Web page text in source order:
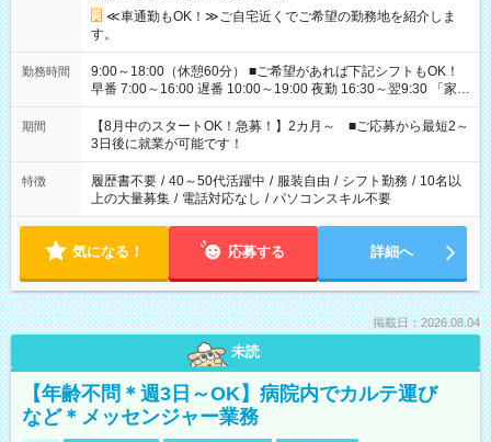
≪車通勤もOK！≫ご自宅近くでご希望の勤務地を紹介しま
す。
勤務時間
9:00～18:00（休憩60分） ■ご希望があれば下記シフトもOK！
早番 7:00～16:00 遅番 10:00～19:00 夜勤 16:30～翌9:30 「家族
と休みを合わせたい」 「余裕を持って夕飯の準備がしたい」
「できれば残業はしたくない」 など、ご希望を教えてください
ね。 ※Wワーク希望の方へ 今ご覧のお仕事で希望する勤務時間
と、もう1つのお仕事の勤務時間。 合計で週40時間を超える場
合は応募できません。
期間
【8月中のスタートOK！急募！】2カ月～ ■ご応募から最短2～
3日後に就業が可能です！
特徴 履歴書不要 / 40～50代活躍中 / 服装自由 / シフト勤務 / 10名以
上の大量募集 / 電話対応なし / パソコンスキル不要
気になる！ 応募する 詳細へ
掲載日：2026.08.04
未読
【年齢不問＊週3日～OK】病院内でカルテ運び
など＊メッセンジャー業務